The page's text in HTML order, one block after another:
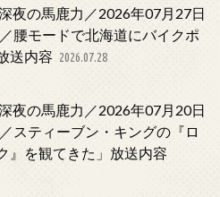
深夜の馬鹿力／2026年07月27日
腰モードで北海道にバイクポ
送内容 2026.07.28
深夜の馬鹿力／2026年07月20日
スティーブン・キングの『ロ
』を観てきた」放送内容